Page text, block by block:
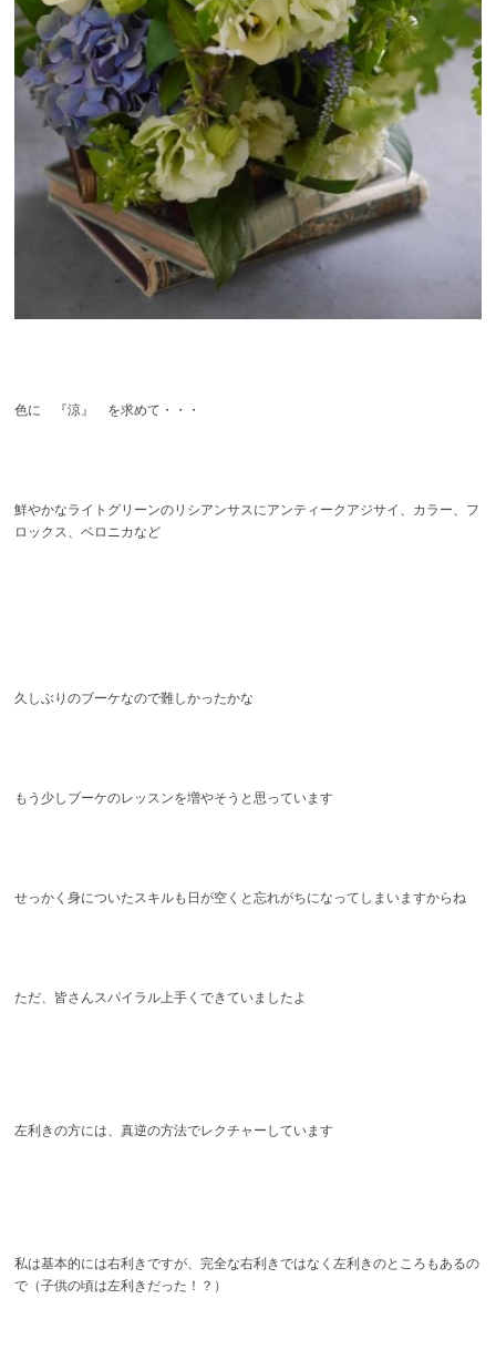
色に 『涼』 を求めて・・・
鮮やかなライトグリーンのリシアンサスにアンティークアジサイ、カラー、フ
ロックス、ベロニカなど
久しぶりのブーケなので難しかったかな
もう少しブーケのレッスンを増やそうと思っています
せっかく身についたスキルも日が空くと忘れがちになってしまいますからね
ただ、皆さんスパイラル上手くできていましたよ
左利きの方には、真逆の方法でレクチャーしています
私は基本的には右利きですが、完全な右利きではなく左利きのところもあるの
で（子供の頃は左利きだった！？）